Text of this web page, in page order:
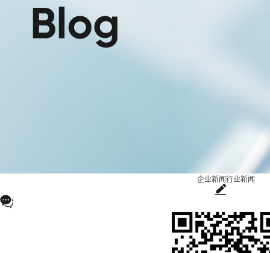
企业新闻行业新闻